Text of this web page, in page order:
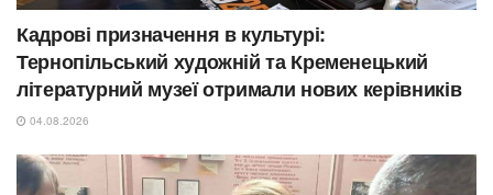
Кадрові призначення в культурі:
Тернопільський художній та Кременецький
літературний музеї отримали нових керівників
04.08.2026